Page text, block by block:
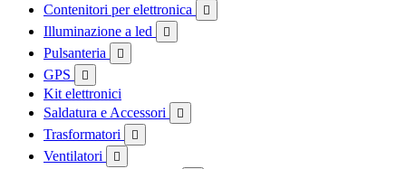
Contenitori per elettronica 
Illuminazione a led 
Pulsanteria 
GPS 
Kit elettronici
Saldatura e Accessori

Trasformatori 
Ventilatori 